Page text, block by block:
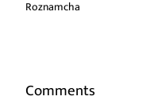
Roznamcha
Comments